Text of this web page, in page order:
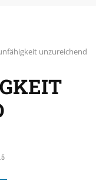
unzureichend